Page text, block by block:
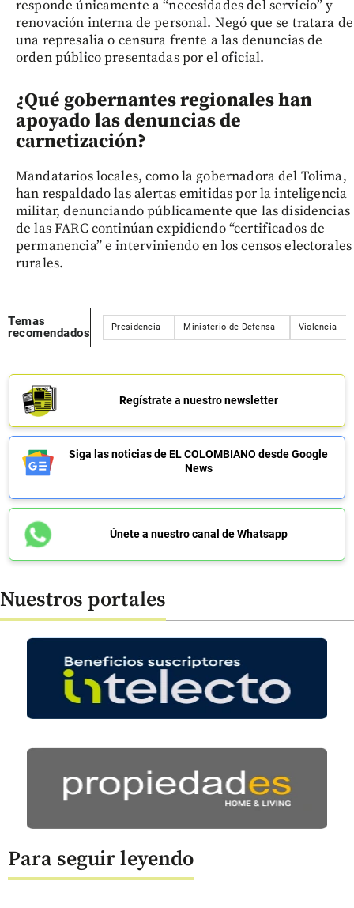
responde únicamente a “necesidades del servicio” y
renovación interna de personal. Negó que se tratara de
una represalia o censura frente a las denuncias de
orden público presentadas por el oficial.
¿Qué gobernantes regionales han
apoyado las denuncias de
carnetización?
Mandatarios locales, como la gobernadora del Tolima,
han respaldado las alertas emitidas por la inteligencia
militar, denunciando públicamente que las disidencias
de las FARC continúan expidiendo “certificados de
permanencia” e interviniendo en los censos electorales
rurales.
Temas
recomendados
Presidencia Ministerio de Defensa Violencia
Regístrate a nuestro newsletter
Siga las noticias de EL COLOMBIANO desde Google
News
Únete a nuestro canal de Whatsapp
Nuestros portales
Para seguir leyendo